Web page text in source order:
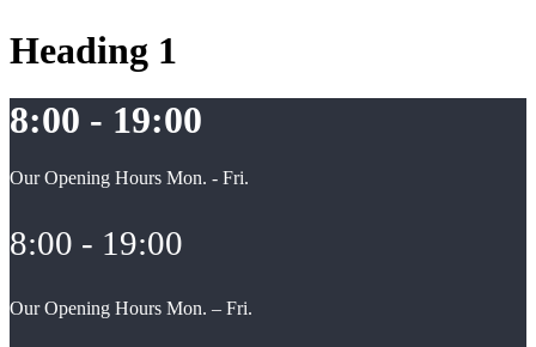
Heading 1
8:00 - 19:00
Our Opening Hours Mon. - Fri.
8:00 - 19:00
Our Opening Hours Mon. – Fri.